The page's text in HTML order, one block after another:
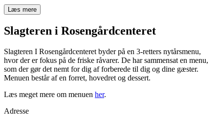
Læs mere
Slagteren i Rosengårdcenteret
Slagteren I Rosengårdcenteret byder på en 3-retters nytårsmenu,
hvor der er fokus på de friske råvarer. De har sammensat en menu,
som der gør det nemt for dig af forberede til dig og dine gæster.
Menuen består af en forret, hovedret og dessert.
Læs meget mere om menuen her.
Adresse